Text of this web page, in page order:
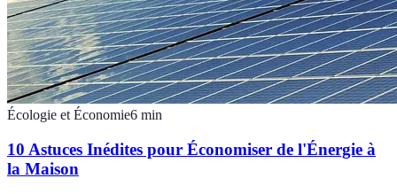
Écologie et Économie6 min
10 Astuces Inédites pour Économiser de l'Énergie à
la Maison